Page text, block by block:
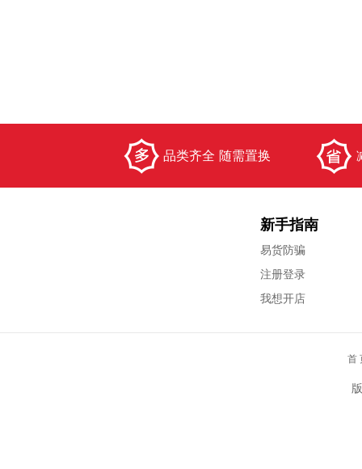
品类齐全 随需置换
新手指南
易货防骗
注册登录
我想开店
首